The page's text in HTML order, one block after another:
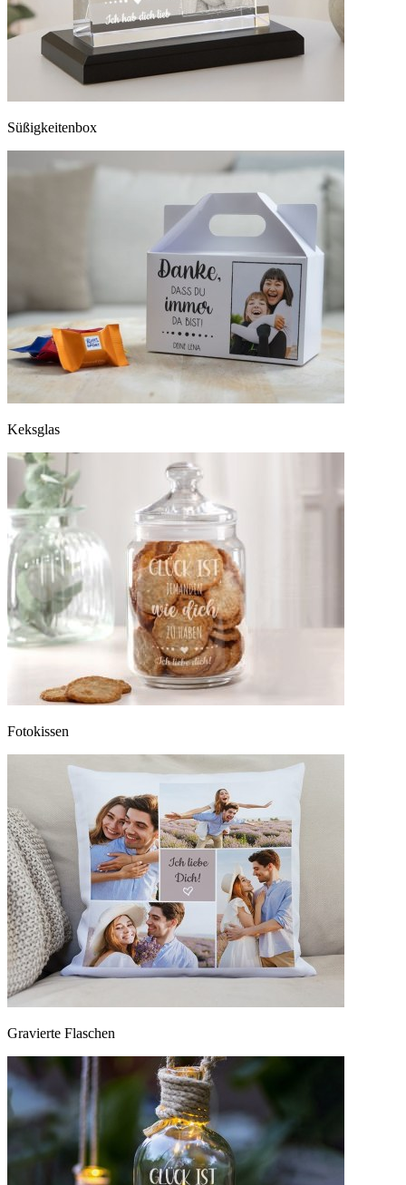
Süßigkeitenbox
Keksglas
Fotokissen
Gravierte Flaschen